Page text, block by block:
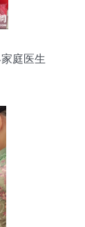
庭医生